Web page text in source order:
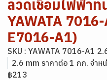
ลวดเชื่อมไฟฟ้า
YAWATA
E7016-A1)
SKU : YAWATA 7016-A1
2.6 mm ราคาต่อ 1 กก. จำห
฿213